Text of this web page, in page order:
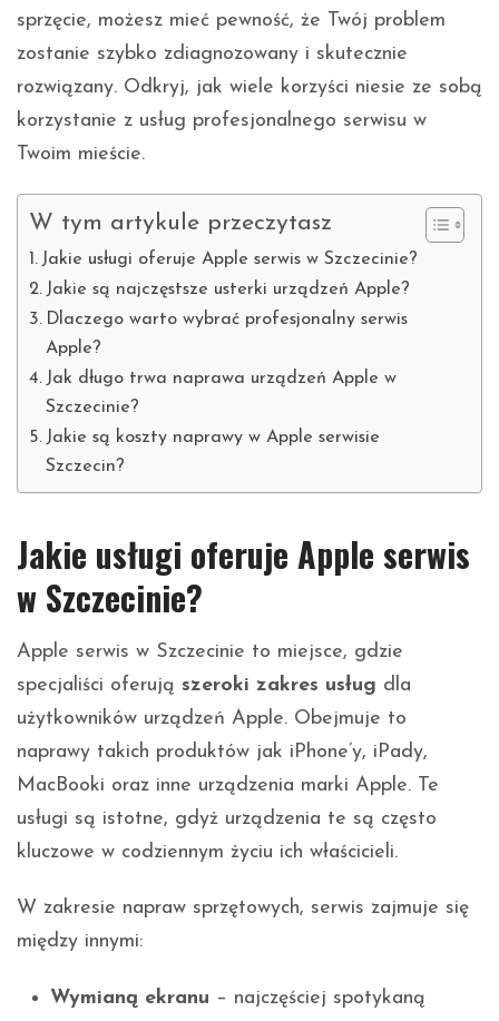
sprzęcie, możesz mieć pewność, że Twój problem
zostanie szybko zdiagnozowany i skutecznie
rozwiązany. Odkryj, jak wiele korzyści niesie ze sobą
korzystanie z usług profesjonalnego serwisu w
Twoim mieście.
W tym artykule przeczytasz
Jakie usługi oferuje Apple serwis w Szczecinie?
Jakie są najczęstsze usterki urządzeń Apple?
Dlaczego warto wybrać profesjonalny serwis
Apple?
Jak długo trwa naprawa urządzeń Apple w
Szczecinie?
Jakie są koszty naprawy w Apple serwisie
Szczecin?
Jakie usługi oferuje Apple serwis
w Szczecinie?
Apple serwis w Szczecinie to miejsce, gdzie
specjaliści oferują szeroki zakres usług dla
użytkowników urządzeń Apple. Obejmuje to
naprawy takich produktów jak iPhone’y, iPady,
MacBooki oraz inne urządzenia marki Apple. Te
usługi są istotne, gdyż urządzenia te są często
kluczowe w codziennym życiu ich właścicieli.
W zakresie napraw sprzętowych, serwis zajmuje się
między innymi:
Wymianą ekranu – najczęściej spotykaną